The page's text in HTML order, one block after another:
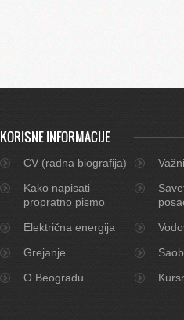
KORISNE INFORMACIJE
CV (radna biografija)
Kako napisati
propratno pismo
Električna energija
Grejanje
O Beogradu